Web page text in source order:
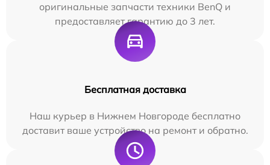
оригинальные запчасти техники BenQ и
предоставляет гарантию до 3 лет.
Бесплатная доставка
Наш курьер в Нижнем Новгороде бесплатно
доставит ваше устройство на ремонт и обратно.